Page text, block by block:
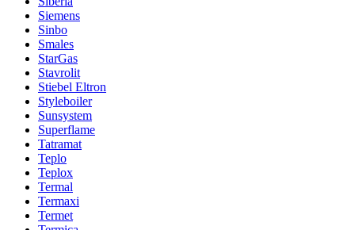
Siemens
Sinbo
Smales
StarGas
Stavrolit
Stiebel Eltron
Styleboiler
Sunsystem
Superflame
Tatramat
Teplo
Teplox
Termal
Termaxi
Termet